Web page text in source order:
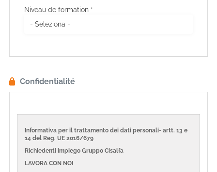
Niveau de formation *
Confidentialité
Informativa per il trattamento dei dati personali- artt. 13 e
14 del Reg. UE 2016/679
Richiedenti impiego Gruppo Cisalfa
LAVORA CON NOI